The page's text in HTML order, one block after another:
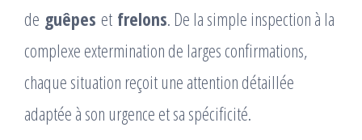
de guêpes et frelons. De la simple inspection à la
complexe extermination de larges confirmations,
chaque situation reçoit une attention détaillée
adaptée à son urgence et sa spécificité.